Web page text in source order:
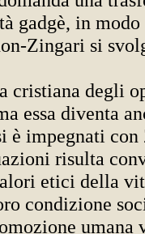
gadgè, in
Zingari si
cristiana degli
essa diventa
è impegnati
risulta
etici della
condizione
umana